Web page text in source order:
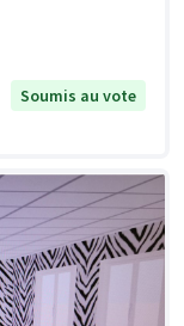
Soumis au vote